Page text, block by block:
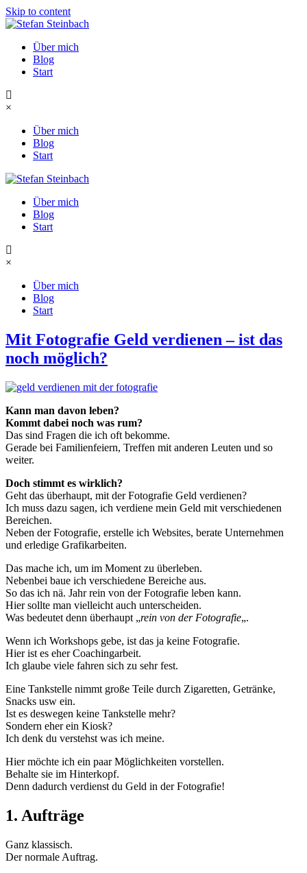
Skip to content
Über mich
Blog
Start
×
Über mich
Blog
Start
Über mich
Blog
Start
×
Über mich
Blog
Start
Mit Fotografie Geld verdienen – ist das
noch möglich?
Kann man davon leben?
Kommt dabei noch was rum?
Das sind Fragen die ich oft bekomme.
Gerade bei Familienfeiern, Treffen mit anderen Leuten und so
weiter.
Doch stimmt es wirklich?
Geht das überhaupt, mit der Fotografie Geld verdienen?
Ich muss dazu sagen, ich verdiene mein Geld mit verschiedenen
Bereichen.
Neben der Fotografie, erstelle ich Websites, berate Unternehmen
und erledige Grafikarbeiten.
Das mache ich, um im Moment zu überleben.
Nebenbei baue ich verschiedene Bereiche aus.
So das ich nä. Jahr rein von der Fotografie leben kann.
Hier sollte man vielleicht auch unterscheiden.
Was bedeutet denn überhaupt „rein von der Fotografie„.
Wenn ich Workshops gebe, ist das ja keine Fotografie.
Hier ist es eher Coachingarbeit.
Ich glaube viele fahren sich zu sehr fest.
Eine Tankstelle nimmt große Teile durch Zigaretten, Getränke,
Snacks usw ein.
Ist es deswegen keine Tankstelle mehr?
Sondern eher ein Kiosk?
Ich denk du verstehst was ich meine.
Hier möchte ich ein paar Möglichkeiten vorstellen.
Behalte sie im Hinterkopf.
Denn dadurch verdienst du Geld in der Fotografie!
1. Aufträge
Ganz klassisch.
Der normale Auftrag.